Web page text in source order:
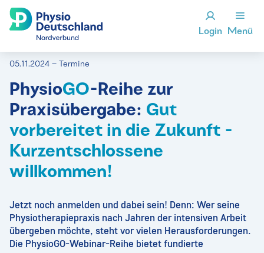
Login Menü
05.11.2024 – Termine
PhysioGO-Reihe zur
Praxisübergabe: Gut
vorbereitet in die Zukunft -
Kurzentschlossene
willkommen!
Jetzt noch anmelden und dabei sein! Denn: Wer seine
Physiotherapiepraxis nach Jahren der intensiven Arbeit
übergeben möchte, steht vor vielen Herausforderungen.
Die PhysioGO-Webinar-Reihe bietet fundierte